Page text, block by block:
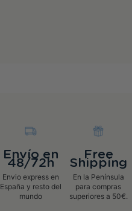
Envío en
48/72h
Envio express en
España y resto del
mundo
Free
Shipping
En la Península
para compras
superiores a 50€.